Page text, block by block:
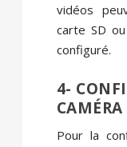
vidéos
carte SD
configuré.
4-
Pour la